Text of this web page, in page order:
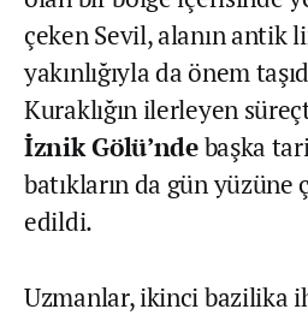
çeken Sevil, alanın antik
yakınlığıyla da önem
Kuraklığın ilerleyen
İznik Gölü’ndebaşka
batıkların da gün yüzüne
edildi.
Uzmanlar, ikinci bazilika